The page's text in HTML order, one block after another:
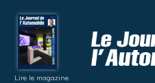
Lire le magazine